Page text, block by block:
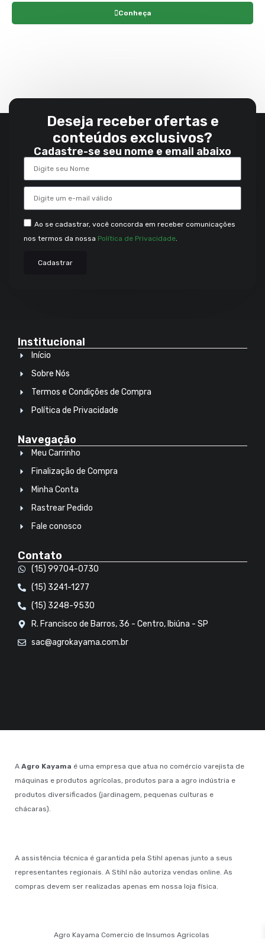
Conheça
Deseja receber ofertas e
conteúdos exclusivos?
Cadastre-se seu nome e email abaixo
Ao se cadastrar, você concorda em receber comunicações
nos termos da nossa Política de Privacidade.
Cadastrar
Institucional
Início
Sobre Nós
Termos e Condições de Compra
Política de Privacidade
Navegação
Meu Carrinho
Finalização de Compra
Minha Conta
Rastrear Pedido
Fale conosco
Contato
(15) 99704-0730
(15) 3241-1277
(15) 3248-9530
R. Francisco de Barros, 36 - Centro, Ibiúna - SP
sac@agrokayama.com.br
A Agro Kayama é uma empresa que atua no comércio varejista de
máquinas e produtos agrícolas, produtos para a agro indústria e
produtos diversificados (jardinagem, pequenas culturas e
chácaras).
A assistência técnica é garantida pela Stihl apenas junto a seus
representantes regionais. A Stihl não autoriza vendas online. As
compras devem ser realizadas apenas em nossa loja física.
Agro Kayama Comercio de Insumos Agricolas